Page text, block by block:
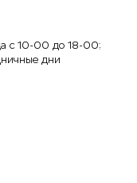
с 10-00 до 18-00;
дни